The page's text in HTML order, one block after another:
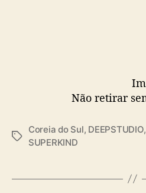
Não retirar
T
Coreia do Sul, DEEPSTUDIO
SUPERKIND